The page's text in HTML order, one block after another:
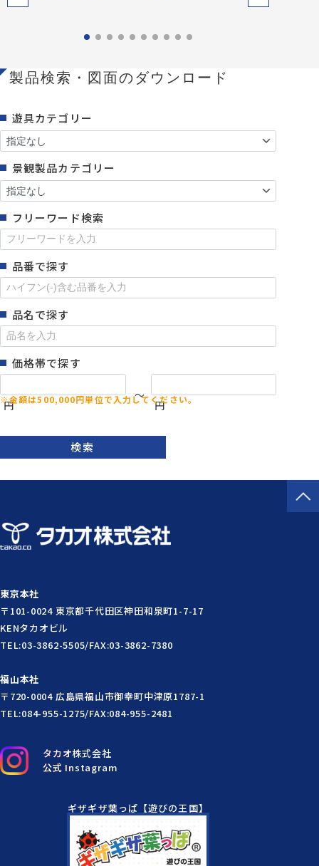
製品検索・図面のダウンロード
遊具カテゴリー
景観製品カテゴリー
フリーワード検索
品番で探す
品名で探す
価格帯で探す
円
～
円
検索
タカオ株式会社
公式 Instagram
東京本社
〒101-0024 東京都千代田区神田和泉町1-7-17
KENタカオビル
TEL:03-3862-5505/FAX:03-3862-7380
福山本社
〒720-0004 広島県福山市御幸町中津原1787-1
TEL:084-955-1275/FAX:084-955-2481
ギザギザ葉っぱ【遊びの王国】